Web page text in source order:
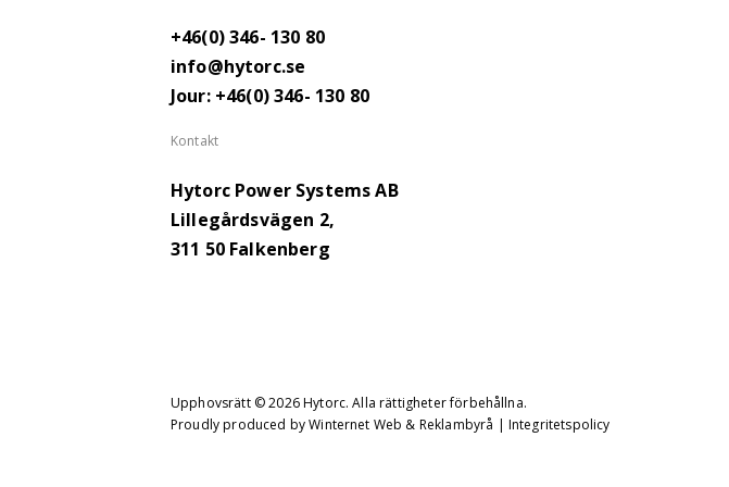
+46(0) 346- 130 80
info@hytorc.se
Jour: +46(0) 346- 130 80
Kontakt
Hytorc Power Systems AB
Lillegårdsvägen 2,
311 50 Falkenberg
Upphovsrätt © 2026 Hytorc. Alla rättigheter förbehållna.
Proudly produced byWinternet Web & Reklambyrå | Integritetspolicy